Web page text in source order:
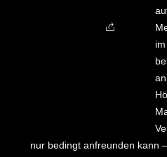
nur bedingt anfreunden kann